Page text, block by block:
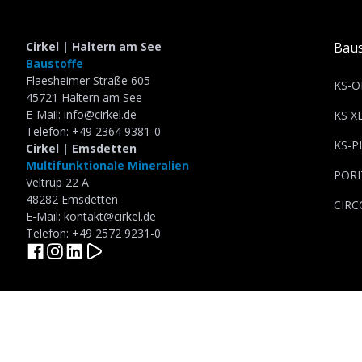
Cirkel | Haltern am See
Baustoffe
Flaesheimer Straße 605
45721 Haltern am See
E-Mail: info@cirkel.de
Telefon: +49 2364 9381-0
Cirkel | Emsdetten
Multifunktionale Mineralien
Veltrup 22 A
48282 Emsdetten
E-Mail: kontakt@cirkel.de
Telefon: +49 2572 9231-0
KS-
KS
KS-